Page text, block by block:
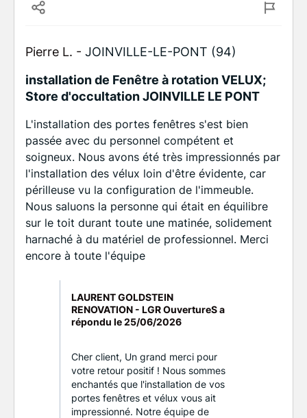
Pierre L. - JOINVILLE-LE-PONT (94)
installation de Fenêtre à rotation VELUX;
Store d'occultation JOINVILLE LE PONT
L'installation des portes fenêtres s'est bien
passée avec du personnel compétent et
soigneux. Nous avons été très impressionnés par
l'installation des vélux loin d'être évidente, car
périlleuse vu la configuration de l'immeuble.
Nous saluons la personne qui était en équilibre
sur le toit durant toute une matinée, solidement
harnaché à du matériel de professionnel. Merci
encore à toute l'équipe
LAURENT GOLDSTEIN
RENOVATION - LGR OuvertureS a
répondu le25/06/2026
Cher client, Un grand merci pour
votre retour positif ! Nous sommes
enchantés que l'installation de vos
portes fenêtres et vélux vous ait
impressionné. Notre équipe de